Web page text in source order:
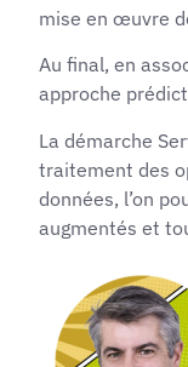
mise en œuvre
Au final, en
approche
La démarche
traitement des
données, l’on
augmentés et